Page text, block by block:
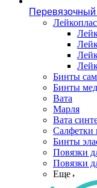
Бинты
Бинты
Вата
Марля
Вата
Салфетки
Бинты
Повязки
Повязки
Еще